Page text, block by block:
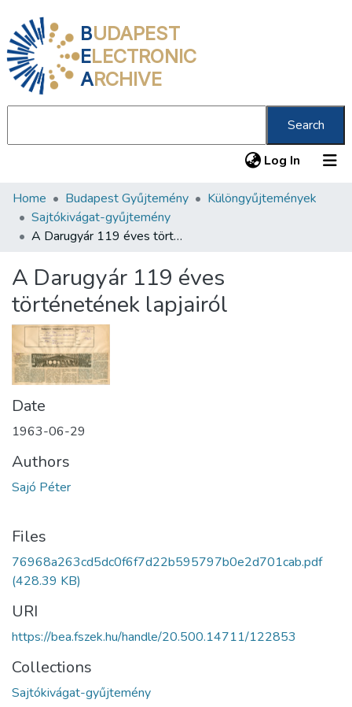
BUDAPEST
ELECTRONIC
ARCHIVE
Search
Log In (current)
Communities & Collections
All of DSpace
About us
Home Budapest Gyűjtemény
Különgyűjtemények
Sajtókivágat-gyűjtemény
A Darugyár 119 éves történetének lapjairól
A Darugyár 119 éves
történetének lapjairól
Date
1963-06-29
Authors
Sajó Péter
Files
76968a263cd5dc0f6f7d22b595797b0e2d701cab.pdf
(428.39 KB)
URI
https://bea.fszek.hu/handle/20.500.14711/122853
Collections
Sajtókivágat-gyűjtemény